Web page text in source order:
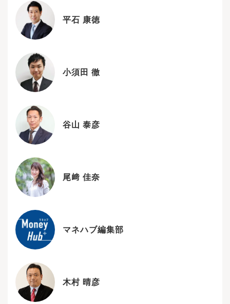
平石 康徳
小須田 徹
谷山 泰彦
尾﨑 佳奈
マネハブ編集部
木村 晴彦